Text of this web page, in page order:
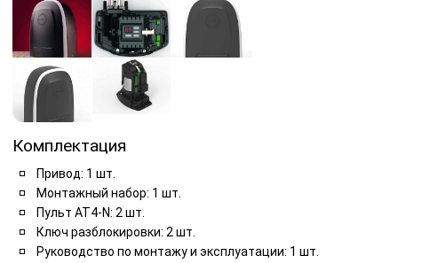
Комплектация
Привод: 1 шт.
Монтажный набор: 1 шт.
Пульт AT4-N: 2 шт.
Ключ разблокировки: 2 шт.
Руководство по монтажу и эксплуатации: 1 шт.